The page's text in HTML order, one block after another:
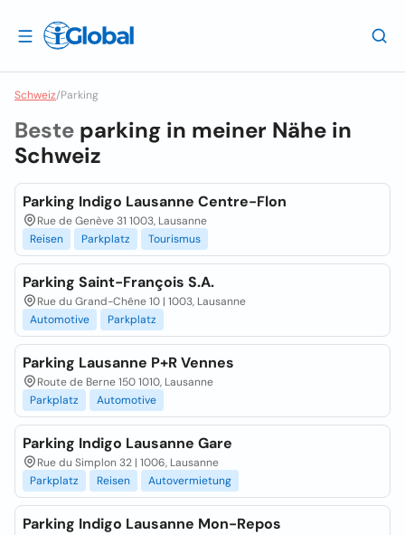
Schweiz/Parking
Beste parking in meiner Nähe in
Schweiz
Parking Indigo Lausanne Centre-Flon
Rue de Genève 31 1003, Lausanne
Reisen
Parkplatz Tourismus
Parking Saint-François S.A.
Rue du Grand-Chêne 10 | 1003, Lausanne
Automotive
Parkplatz
Parking Lausanne P+R Vennes
Route de Berne 150 1010, Lausanne
Parkplatz
Automotive
Parking Indigo Lausanne Gare
Rue du Simplon 32 | 1006, Lausanne
Parkplatz
Reisen Autovermietung
Parking Indigo Lausanne Mon-Repos